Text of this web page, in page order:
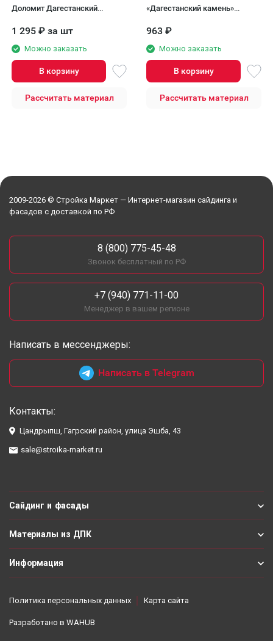
Доломит Дагестанский
1 295 ₽ за шт
Можно заказать
В корзину
Рассчитать материал
«Дагестанский камень»
963 ₽
Можно заказать
В корзину
Рассчитать материал
2009-2026 © Стройка Маркет — Интернет-магазин сайдинга и
фасадов с доставкой по РФ
8 (800) 775-45-48
Звонок бесплатный по РФ
+7 (940) 771-11-00
Менеджер в вашем регионе
Написать в мессенджеры:
Написать в Telegram
Контакты:
Цандрыпш, Гагрский район, улица Эшба, 43
sale@stroika-market.ru
Сайдинг и фасады
Материалы из ДПК
Информация
Политика персональных данных Карта сайта
Разработано в WAHUB